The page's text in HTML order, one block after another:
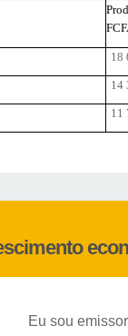
18
14
11
Eu sou emissor